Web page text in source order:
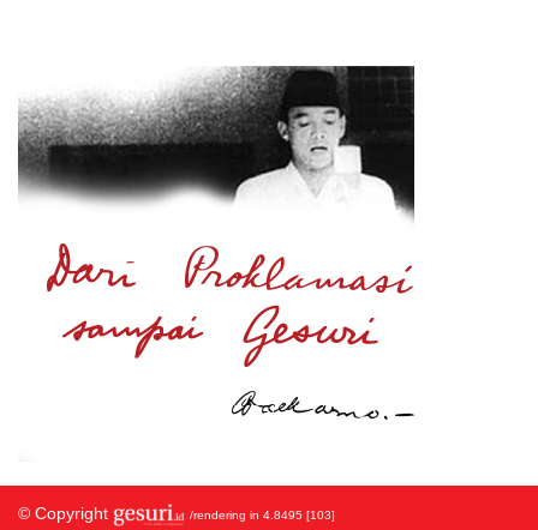
© Copyright /rendering in 4.8495 [103]